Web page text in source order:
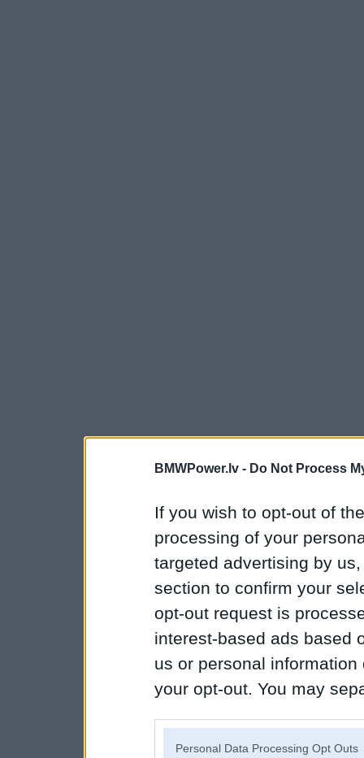
BMWPower.lv - Do Not Process
If you wish to opt-out of
processing of your
targeted advertising by
section to confirm your
opt-out request is
interest-based ads based
us or personal
your opt-out. You may
Personal Data Processing Opt Outs